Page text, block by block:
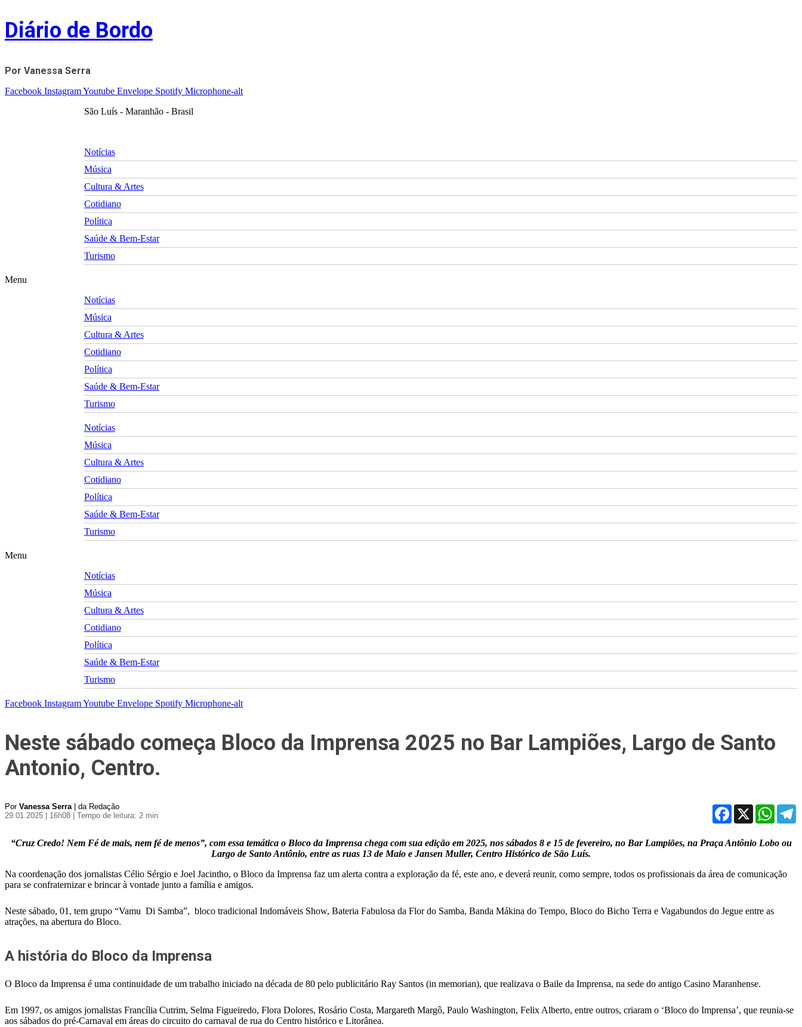
Skip
to
content
Diário de Bordo
Por Vanessa Serra
Facebook InstagramYoutube Envelope Spotify Microphone-alt
São Luís - Maranhão - Brasil
Notícias
Música
Cultura & Artes
Cotidiano
Política
Saúde & Bem-Estar
Turismo
Menu
Notícias
Música
Cultura & Artes
Cotidiano
Política
Saúde & Bem-Estar
Turismo
Notícias
Música
Cultura & Artes
Cotidiano
Política
Saúde & Bem-Estar
Turismo
Menu
Notícias
Música
Cultura & Artes
Cotidiano
Política
Saúde & Bem-Estar
Turismo
Facebook InstagramYoutube Envelope Spotify Microphone-alt
Neste sábado começa Bloco da Imprensa 2025 no Bar Lampiões, Largo de Santo
Antonio, Centro.
Por Vanessa Serra| da Redação
29.01.2025 | 16h08
| Tempo de leitura: 2 min
Facebook
X
“Cruz Credo! Nem Fé de mais, nem fé de menos”, com essa temática o Bloco da Imprensa chega com sua edição em 2025, nos sábados 8 e 15 de fevereiro, no Bar Lampiões, na Praça Antônio Lobo ou
Largo de Santo Antônio, entre as ruas 13 de Maio e Jansen Muller, Centro Histórico de São Luís.
Na coordenação dos jornalistas Célio Sérgio e Joel Jacintho, o Bloco da Imprensa faz um alerta contra a exploração da fé, este ano, e deverá reunir, como sempre, todos os profissionais da área de comunicação
para se confraternizar e brincar à vontade junto a família e amigos.
Neste sábado, 01, tem grupo “Vamu Di Samba”, bloco tradicional Indomáveis Show, Bateria Fabulosa da Flor do Samba, Banda Mákina do Tempo, Bloco do Bicho Terra e Vagabundos do Jegue entre as
atrações, na abertura do Bloco.
A história do Bloco da Imprensa
O Bloco da Imprensa é uma continuidade de um trabalho iniciado na década de 80 pelo publicitário Ray Santos (in memorian), que realizava o Baile da Imprensa, na sede do antigo Casino Maranhense.
Em 1997, os amigos jornalistas Francília Cutrim, Selma Figueiredo, Flora Dolores, Rosário Costa, Margareth Margô, Paulo Washington, Felix Alberto, entre outros, criaram o ‘Bloco do Imprensa’, que reunia-se
aos sábados do pré-Carnaval em áreas do circuito do carnaval de rua do Centro histórico e Litorânea.